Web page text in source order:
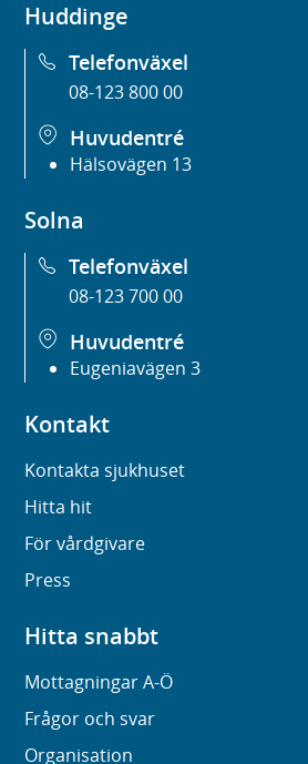
Huddinge
Telefonväxel
08-123 800 00
Huvudentré
Hälsovägen 13
Solna
Telefonväxel
08-123 700 00
Huvudentré
Eugeniavägen 3
Kontakt
Kontakta sjukhuset
Hitta hit
För vårdgivare
Press
Hitta snabbt
Mottagningar A-Ö
Frågor och svar
Organisation